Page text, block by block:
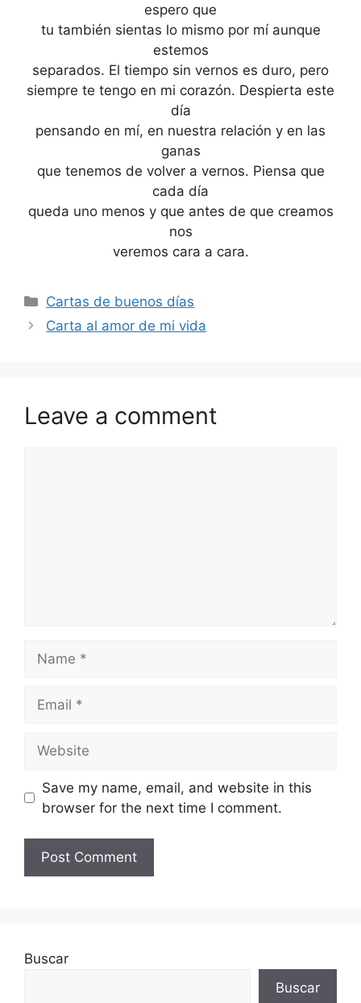
espero que
tu también sientas lo mismo por mí aunque
estemos
separados. El tiempo sin vernos es duro, pero
siempre te tengo en mi corazón. Despierta este
día
pensando en mí, en nuestra relación y en las
ganas
que tenemos de volver a vernos. Piensa que
cada día
queda uno menos y que antes de que creamos
nos
veremos cara a cara.
Categories
Cartas de buenos días
Carta al amor de mi vida
Leave a comment
Save my name, email, and website in this
browser for the next time I comment.
Buscar
Buscar